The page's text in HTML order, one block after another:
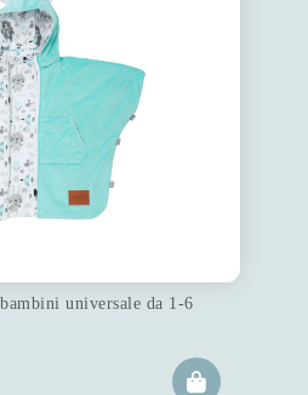
universale da 1-6